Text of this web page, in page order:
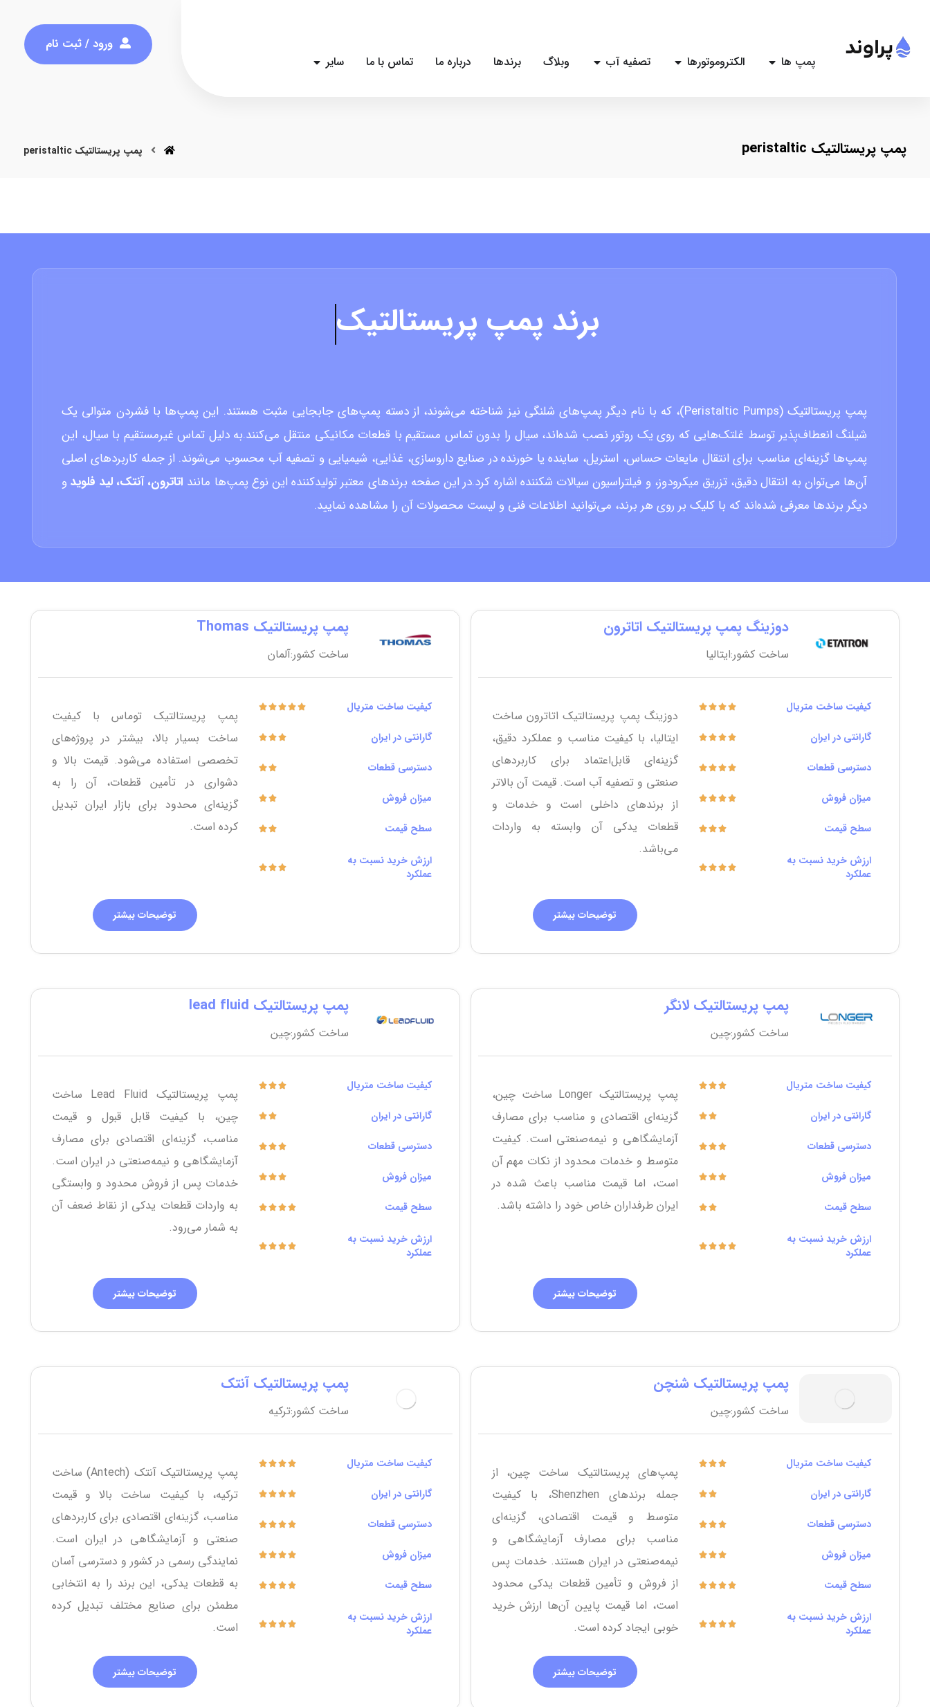
پمپ ها الکتروموتورها تصفیه آب وبلاگ برندها درباره ما تماس با ما سایر
ورود / ثبت نام
پمپ پریستالتیک peristaltic پمپ پریستالتیک peristaltic
برندپمپ پریستالتیک
پمپ‌ پریستالتیک (Peristaltic Pumps)، که با نام دیگر پمپ‌های شلنگی نیز شناخته می‌شوند، از دسته پمپ‌های جابجایی مثبت هستند. این پمپ‌ها با فشردن متوالی یک
شیلنگ انعطاف‌پذیر توسط غلتک‌هایی که روی یک روتور نصب شده‌اند، سیال را بدون تماس مستقیم با قطعات مکانیکی منتقل می‌کنند.به دلیل تماس غیرمستقیم با سیال، این
پمپ‌ها گزینه‌ای مناسب برای انتقال مایعات حساس، استریل، ساینده یا خورنده در صنایع داروسازی، غذایی، شیمیایی و تصفیه آب محسوب می‌شوند. از جمله کاربردهای اصلی
آن‌ها می‌توان به انتقال دقیق، تزریق میکرودوز، و فیلتراسیون سیالات شکننده اشاره کرد.در این صفحه برندهای معتبر تولیدکننده این نوع پمپ‌ها مانند اتاترون، آنتک، لید فلویدو
دیگر برندها معرفی شده‌اند که با کلیک بر روی هر برند، می‌توانید اطلاعات فنی و لیست محصولات آن را مشاهده نمایید.
دوزینگ پمپ پریستالتیک اتاترون
ساخت کشور:ایتالیا
دوزینگ پمپ پریستالتیک اتاترون ساخت
ایتالیا، با کیفیت مناسب و عملکرد دقیق،
گزینه‌ای قابل‌اعتماد برای کاربردهای
صنعتی و تصفیه آب است. قیمت آن بالاتر
از برندهای داخلی است و خدمات و
قطعات یدکی آن وابسته به واردات
می‌باشد.
توضیحات بیشتر
کیفیت ساخت متریال
گارانتی در ایران
دسترسی قطعات
میزان فروش
سطح قیمت
ارزش خرید نسبت به
عملکرد
پمپ پریستالتیک Thomas
ساخت کشور:آلمان
پمپ پریستالتیک توماس با کیفیت
ساخت بسیار بالا، بیشتر در پروژه‌های
تخصصی استفاده می‌شود. قیمت بالا و
دشواری در تأمین قطعات، آن را به
گزینه‌ای محدود برای بازار ایران تبدیل
کرده است.
توضیحات بیشتر
کیفیت ساخت متریال
گارانتی در ایران
دسترسی قطعات
میزان فروش
سطح قیمت
ارزش خرید نسبت به
عملکرد
پمپ پریستالتیک لانگر
ساخت کشور:چین
پمپ پریستالتیک Longer ساخت چین،
گزینه‌ای اقتصادی و مناسب برای مصارف
آزمایشگاهی و نیمه‌صنعتی است. کیفیت
متوسط و خدمات محدود از نکات مهم آن
است، اما قیمت مناسب باعث شده در
ایران طرفداران خاص خود را داشته باشد.
توضیحات بیشتر
کیفیت ساخت متریال
گارانتی در ایران
دسترسی قطعات
میزان فروش
سطح قیمت
ارزش خرید نسبت به
عملکرد
پمپ پریستالتیک lead fluid
ساخت کشور:چین
پمپ پریستالتیک Lead Fluid ساخت
چین، با کیفیت قابل قبول و قیمت
مناسب، گزینه‌ای اقتصادی برای مصارف
آزمایشگاهی و نیمه‌صنعتی در ایران است.
خدمات پس از فروش محدود و وابستگی
به واردات قطعات یدکی از نقاط ضعف آن
به شمار می‌رود.
توضیحات بیشتر
کیفیت ساخت متریال
گارانتی در ایران
دسترسی قطعات
میزان فروش
سطح قیمت
ارزش خرید نسبت به
عملکرد
پمپ پریستالتیک شنچن
ساخت کشور:چین
پمپ‌های پریستالتیک ساخت چین، از
جمله برندهای Shenzhen، با کیفیت
متوسط و قیمت اقتصادی، گزینه‌ای
مناسب برای مصارف آزمایشگاهی و
نیمه‌صنعتی در ایران هستند. خدمات پس
از فروش و تأمین قطعات یدکی محدود
است، اما قیمت پایین آن‌ها ارزش خرید
خوبی ایجاد کرده است.
توضیحات بیشتر
کیفیت ساخت متریال
گارانتی در ایران
دسترسی قطعات
میزان فروش
سطح قیمت
ارزش خرید نسبت به
عملکرد
پمپ پریستالتیک آنتک
ساخت کشور:ترکیه
پمپ پریستالتیک آنتک (Antech) ساخت
ترکیه، با کیفیت ساخت بالا و قیمت
مناسب، گزینه‌ای اقتصادی برای کاربردهای
صنعتی و آزمایشگاهی در ایران است.
نمایندگی رسمی در کشور و دسترسی آسان
به قطعات یدکی، این برند را به انتخابی
مطمئن برای صنایع مختلف تبدیل کرده
است.
توضیحات بیشتر
کیفیت ساخت متریال
گارانتی در ایران
دسترسی قطعات
میزان فروش
سطح قیمت
ارزش خرید نسبت به
عملکرد